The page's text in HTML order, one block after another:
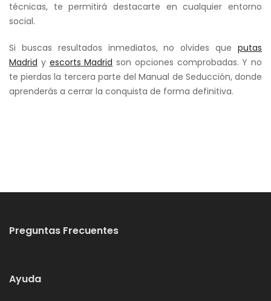
técnicas, te permitirá destacarte en cualquier entorno
social.
Si buscas resultados inmediatos, no olvides que putas
Madrid y escorts Madrid son opciones comprobadas. Y no
te pierdas la tercera parte del Manual de Seducción, donde
aprenderás a cerrar la conquista de forma definitiva.
Preguntas Frecuentes
Ayuda